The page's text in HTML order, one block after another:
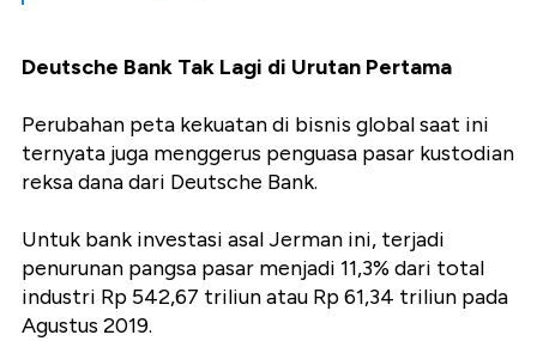
Deutsche Bank Tak Lagi di Urutan Pertama
Perubahan peta kekuatan di bisnis global saat ini
ternyata juga menggerus penguasa pasar kustodian
reksa dana dari Deutsche Bank.
Untuk bank investasi asal Jerman ini, terjadi
penurunan pangsa pasar menjadi 11,3% dari total
industri Rp 542,67 triliun atau Rp 61,34 triliun pada
Agustus 2019.